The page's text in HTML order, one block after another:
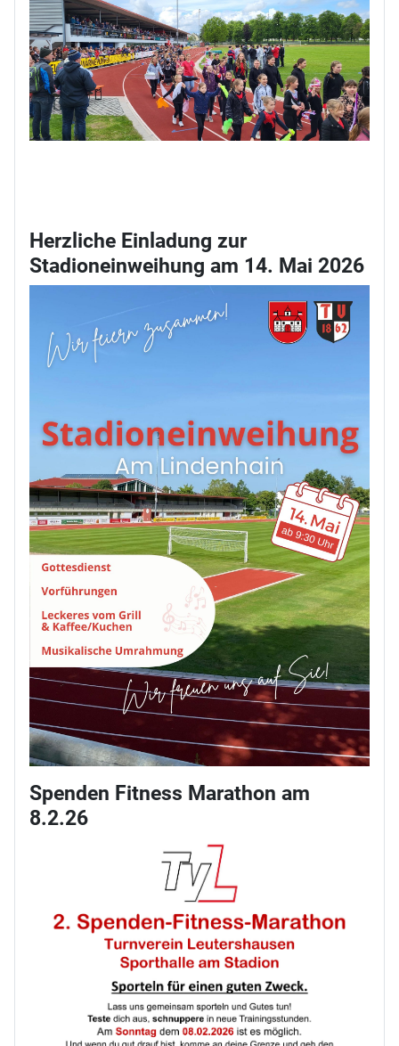
Herzliche Einladung zur
Stadioneinweihung am 14. Mai 2026
Spenden Fitness Marathon am
8.2.26